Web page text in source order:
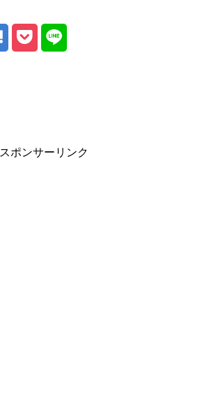
スポンサーリンク